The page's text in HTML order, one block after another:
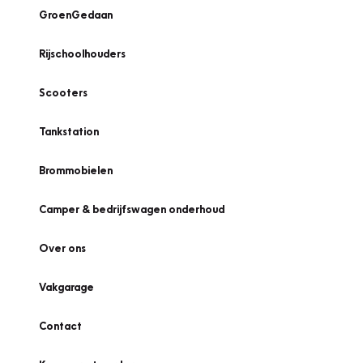
GroenGedaan
Rijschoolhouders
Scooters
Tankstation
Brommobielen
Camper & bedrijfswagen onderhoud
Over ons
Vakgarage
Contact